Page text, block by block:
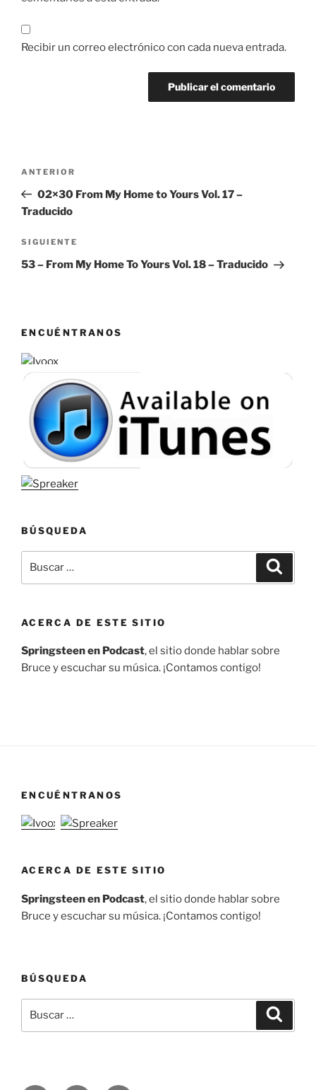
Recibir un correo electrónico con cada nueva entrada.
entradas
Entrada
anterior:
ANTERIOR
02×30 From My Home to Yours Vol. 17 –
Traducido
Siguiente
entrada
SIGUIENTE
53 – From My Home To Yours Vol. 18 – Traducido
ENCUÉNTRANOS
BÚSQUEDA
por:
ACERCA DE ESTE SITIO
Springsteen en Podcast, el sitio donde hablar sobre
Bruce y escuchar su música. ¡Contamos contigo!
ENCUÉNTRANOS
ACERCA DE ESTE SITIO
Springsteen en Podcast, el sitio donde hablar sobre
Bruce y escuchar su música. ¡Contamos contigo!
BÚSQUEDA
por: